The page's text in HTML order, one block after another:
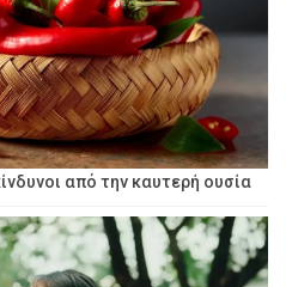
από την καυτερή ουσία